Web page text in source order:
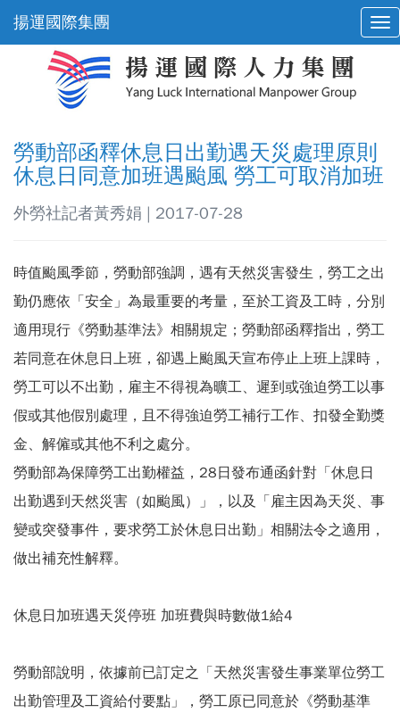
揚運國際集團
勞動部函釋休息日出勤遇天災處理原則
休息日同意加班遇颱風 勞工可取消加班
外勞社記者黃秀娟 | 2017-07-28
時值颱風季節，勞動部強調，遇有天然災害發生，勞工之出
勤仍應依「安全」為最重要的考量，至於工資及工時，分別
適用現行《勞動基準法》相關規定；勞動部函釋指出，勞工
若同意在休息日上班，卻遇上颱風天宣布停止上班上課時，
勞工可以不出勤，雇主不得視為曠工、遲到或強迫勞工以事
假或其他假別處理，且不得強迫勞工補行工作、扣發全勤獎
金、解僱或其他不利之處分。
勞動部為保障勞工出勤權益，28日發布通函針對「休息日
出勤遇到天然災害（如颱風）」，以及「雇主因為天災、事
變或突發事件，要求勞工於休息日出勤」相關法令之適用，
做出補充性解釋。
休息日加班遇天災停班 加班費與時數做1給4
勞動部說明，依據前已訂定之「天然災害發生事業單位勞工
出勤管理及工資給付要點」，勞工原已同意於《勞動基準